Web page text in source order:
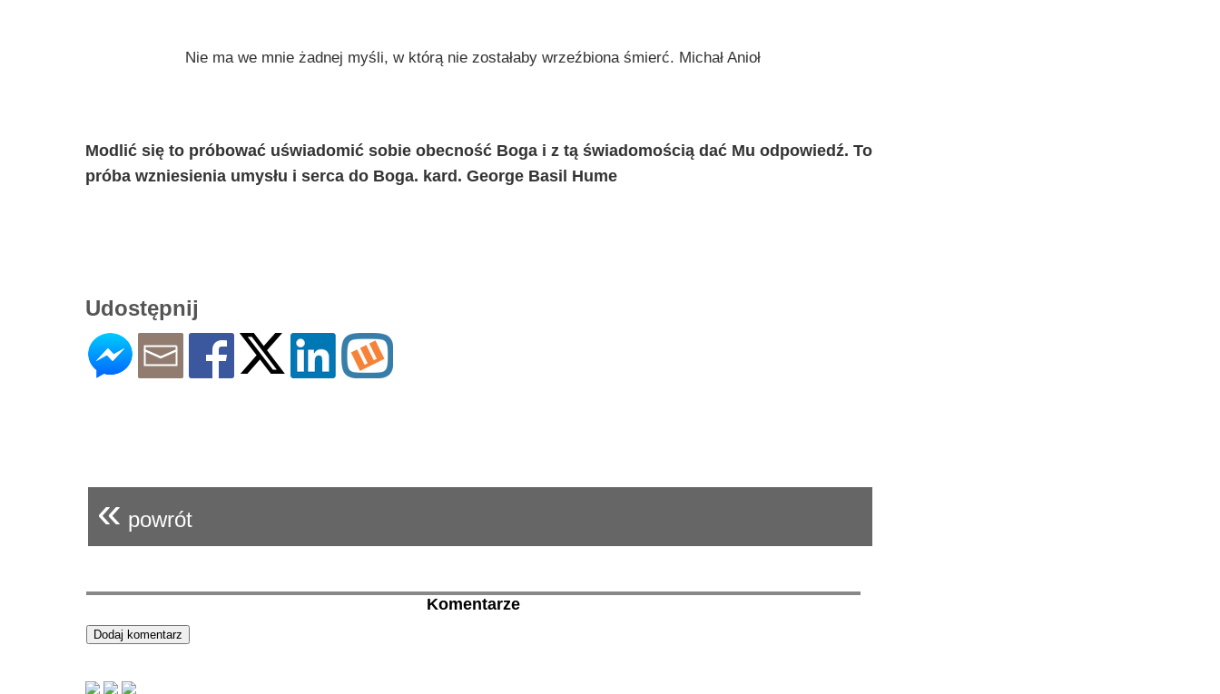
Nie ma we mnie żadnej myśli, w którą nie zostałaby wrzeźbiona śmierć. Michał Anioł
Modlić się to próbować uświadomić sobie obecność Boga i z tą świadomością dać Mu odpowiedź. To
próba wzniesienia umysłu i serca do Boga. kard. George Basil Hume
Udostępnij
« powrót
Komentarze